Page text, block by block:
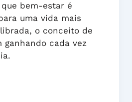
bem-estar é
uma vida mais
o conceito de
ganhando cada vez